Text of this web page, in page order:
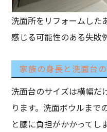
洗面所をリフォームし
感じる可能性のある失敗
家族の身長と洗面台
洗面台のサイズは横幅だ
ります。洗面ボウルまで
と腰に負担がかかってし